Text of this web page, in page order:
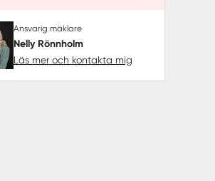
Ansvarig mäklare
Nelly Rönnholm
Läs mer och kontakta mig